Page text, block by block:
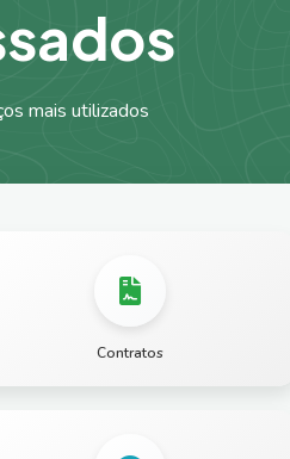
sados
mais utilizados
Contratos